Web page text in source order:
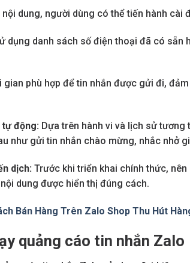
dung, người dùng có thể tiến hành cài
dụng danh sách số điện thoại đã có sẵn
gian phù hợp để tin nhắn được gửi đi,
động: Dựa trên hành vi và lịch sử
như gửi tin nhắn chào mừng, nhắc nhở
dịch: Trước khi triển khai chính thức,
dung được hiển thị đúng cách.
Bán Hàng Trên Zalo Shop Thu Hút
quảng cáo tin nhắn Zalo